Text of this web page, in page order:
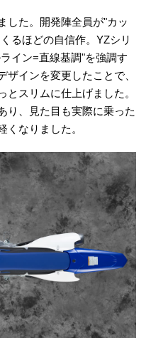
した。開発陣全員が"カッ
るほどの自信作。YZシリ
イン=直線基調"を強調す
ザインを変更したことで、
スリムに仕上げました。
り、見た目も実際に乗った
くなりました。